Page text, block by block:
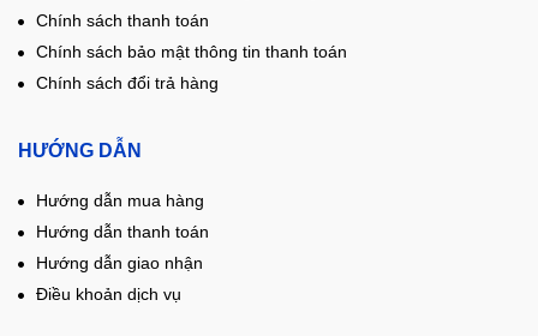
Chính sách thanh toán
Chính sách bảo mật thông tin thanh toán
Chính sách đổi trả hàng
HƯỚNG DẪN
Hướng dẫn mua hàng
Hướng dẫn thanh toán
Hướng dẫn giao nhận
Điều khoản dịch vụ